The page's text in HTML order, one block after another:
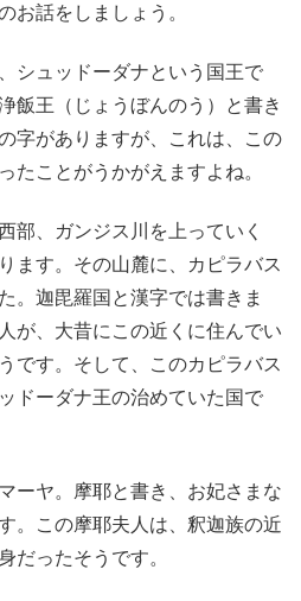
お話をしましょう。
シュッドーダナという国王で
飯王（じょうぼんのう）と書き
字がありますが、これは、この
たことがうかがえますよね。
部、ガンジス川を上っていく
ます。その山麓に、カピラバス
。迦毘羅国と漢字では書きま
が、大昔にこの近くに住んでい
です。そして、このカピラバス
ドーダナ王の治めていた国で
ーヤ。摩耶と書き、お妃さまな
。この摩耶夫人は、釈迦族の近
だったそうです。